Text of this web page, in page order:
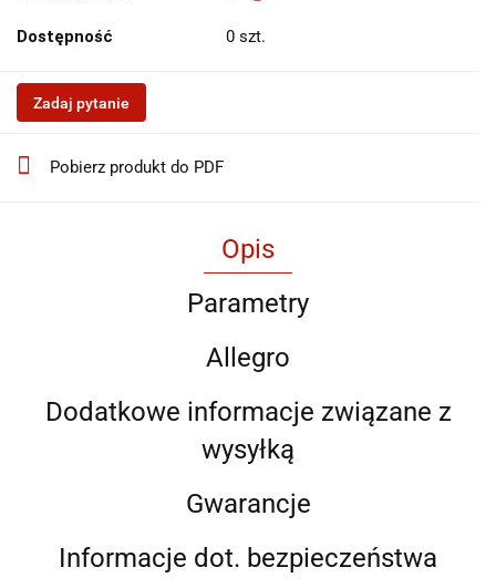
Dostępność 0 szt.
Zadaj pytanie
Pobierz produkt do PDF
Opis
Parametry
Allegro
Dodatkowe informacje związane z
wysyłką
Gwarancje
Informacje dot. bezpieczeństwa